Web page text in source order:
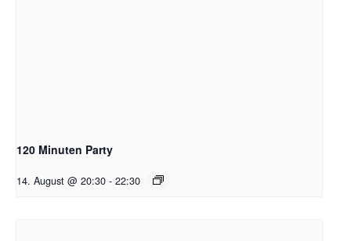
120 Minuten Party
14. August @ 20:30 - 22:30